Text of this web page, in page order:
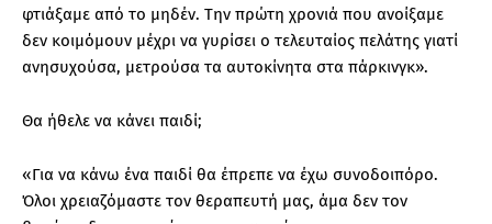
φτιάξαμε από το μηδέν. Την πρώτη χρονιά που ανοίξαμε
δεν κοιμόμουν μέχρι να γυρίσει ο τελευταίος πελάτης γιατί
ανησυχούσα, μετρούσα τα αυτοκίνητα στα πάρκινγκ».
Θα ήθελε να κάνει παιδί;
«Για να κάνω ένα παιδί θα έπρεπε να έχω συνοδοιπόρο.
Όλοι χρειαζόμαστε τον θεραπευτή μας, άμα δεν τον